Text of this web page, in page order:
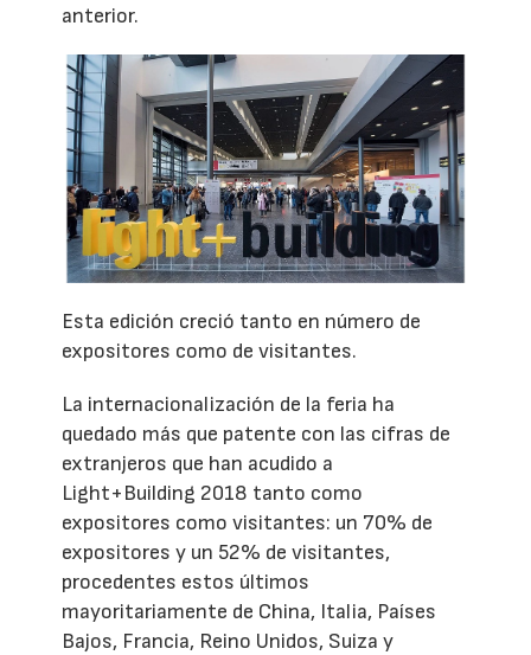
anterior.
Esta edición creció tanto en número de
expositores como de visitantes.
La internacionalización de la feria ha
quedado más que patente con las cifras de
extranjeros que han acudido a
Light+Building 2018 tanto como
expositores como visitantes: un 70% de
expositores y un 52% de visitantes,
procedentes estos últimos
mayoritariamente de China, Italia, Países
Bajos, Francia, Reino Unidos, Suiza y